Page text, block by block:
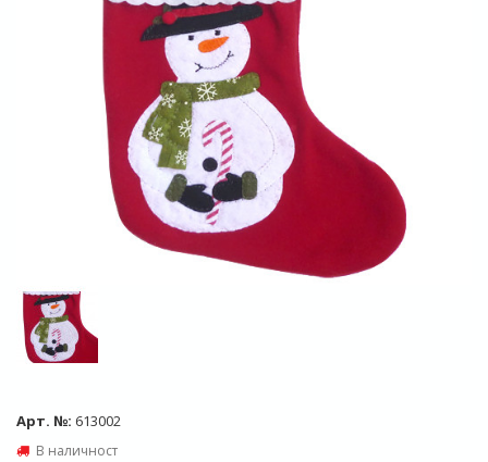
Арт. №: 613002
В наличност